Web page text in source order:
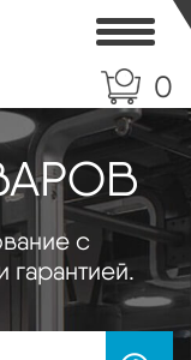
0
с
гарантией.